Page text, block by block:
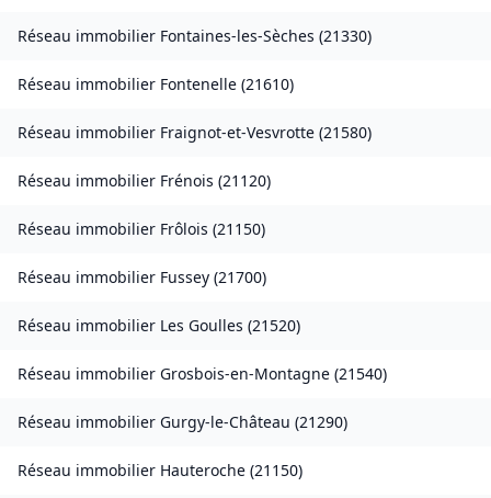
Réseau immobilier Fontaines-les-Sèches (21330)
Réseau immobilier Fontenelle (21610)
Réseau immobilier Fraignot-et-Vesvrotte (21580)
Réseau immobilier Frénois (21120)
Réseau immobilier Frôlois (21150)
Réseau immobilier Fussey (21700)
Réseau immobilier Les Goulles (21520)
Réseau immobilier Grosbois-en-Montagne (21540)
Réseau immobilier Gurgy-le-Château (21290)
Réseau immobilier Hauteroche (21150)